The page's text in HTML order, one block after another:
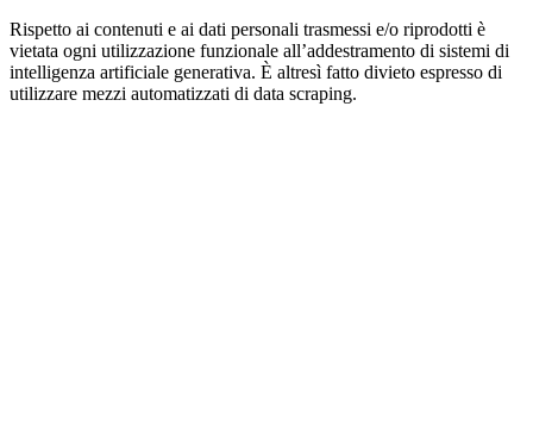
Rispetto ai contenuti e ai dati personali trasmessi e/o riprodotti è
vietata ogni utilizzazione funzionale all’addestramento di sistemi di
intelligenza artificiale generativa. È altresì fatto divieto espresso di
utilizzare mezzi automatizzati di data scraping.